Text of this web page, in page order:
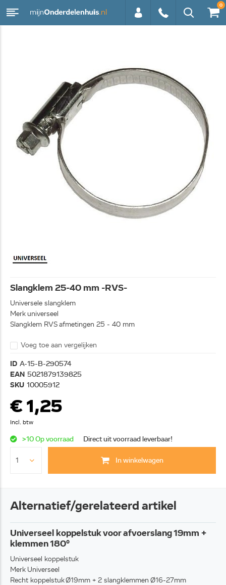
250628
0
Slangklem 25-40 mm -RVS-
Universele slangklem
Merk universeel
Slangklem RVS afmetingen 25 - 40 mm
Voeg toe aan vergelijken
ID A-15-B-290574
EAN 5021879139825
SKU 10005912
€ 1,25
Incl. btw
>10 Op voorraad Direct uit voorraad leverbaar!
In winkelwagen
Alternatief/gerelateerd artikel
Universeel koppelstuk voor afvoerslang 19mm +
klemmen 180°
Universeel koppelstuk
Merk Universeel
Recht koppelstuk Ø19mm + 2 slangklemmen Ø16-27mm